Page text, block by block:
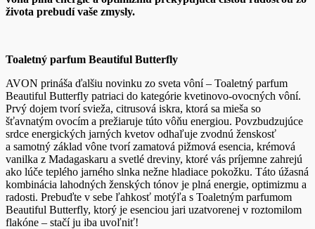
života prebudí vaše zmysly.
Toaletný parfum Beautiful Butterfly
AVON prináša ďalšiu novinku zo sveta vôní – Toaletný parfum
Beautiful Butterfly patriaci do kategórie kvetinovo-ovocných vôní.
Prvý dojem tvorí svieža, citrusová iskra, ktorá sa mieša so
šťavnatým ovocím a prežiaruje túto vôňu energiou. Povzbudzujúce
srdce energických jarných kvetov odhaľuje zvodnú ženskosť
a samotný základ vône tvorí zamatová pižmová esencia, krémová
vanilka z Madagaskaru a svetlé dreviny, ktoré vás príjemne zahrejú
ako lúče teplého jarného slnka nežne hladiace pokožku. Táto úžasná
kombinácia lahodných ženských tónov je plná energie, optimizmu a
radosti. Prebuďte v sebe ľahkosť motýľa s Toaletným parfumom
Beautiful Butterfly, ktorý je esenciou jari uzatvorenej v roztomilom
flakóne – stačí ju iba uvoľniť!